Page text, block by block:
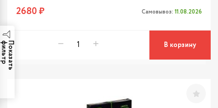
П
о
к
а
з
а
т
ь
ф
и
л
ь
т
2680 ₽ Самовывоз: 11.08.2026
В корзину